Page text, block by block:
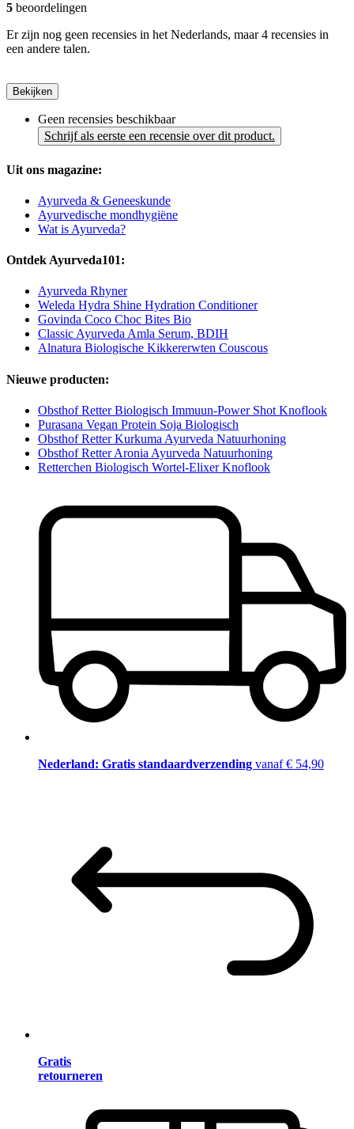
5 beoordelingen
Er zijn nog geen recensies in het Nederlands, maar 4 recensies in
een andere talen.
Bekijken
Geen recensies beschikbaar
Schrijf als eerste een recensie over dit product.
Uit ons magazine:
Ayurveda & Geneeskunde
Ayurvedische mondhygiëne
Wat is Ayurveda?
Ontdek Ayurveda101:
Ayurveda Rhyner
Weleda Hydra Shine Hydration Conditioner
Govinda Coco Choc Bites Bio
Classic Ayurveda Amla Serum, BDIH
Alnatura Biologische Kikkererwten Couscous
Nieuwe producten:
Obsthof Retter Biologisch Immuun-Power Shot Knoflook
Purasana Vegan Protein Soja Biologisch
Obsthof Retter Kurkuma Ayurveda Natuurhoning
Obsthof Retter Aronia Ayurveda Natuurhoning
Retterchen Biologisch Wortel-Elixer Knoflook
Nederland: Gratis standaardverzending vanaf € 54,90
Gratis
retourneren